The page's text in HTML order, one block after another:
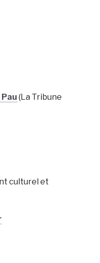
(La Tribune
culturel et